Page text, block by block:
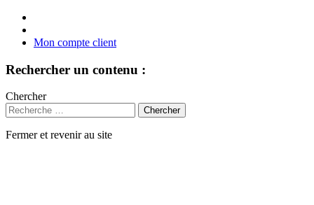
Mon compte client
Rechercher un contenu :
Chercher
Fermer et revenir au site